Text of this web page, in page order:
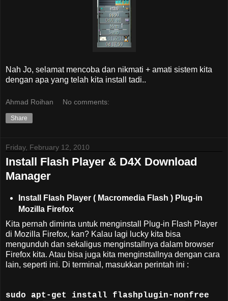
Nah Jo, selamat mencoba dan nikmati + amati sistem kita
dengan apa yang telah kita install tadi..
Ahmad Roihan No comments:
Share
Friday, February 12, 2010
Install Flash Player & D4X Download
Manager
Install Flash Player ( Macromedia Flash ) Plug-in
Mozilla Firefox
Kita pernah diminta untuk menginstall Plug-in Flash Player
di Mozilla Firefox, kan? Kalau lagi lucky kita bisa
mengunduh dan sekaligus menginstallnya dalam browser
Firefox kita. Atau bisa juga kita menginstallnya dengan cara
lain, seperti ini. Di terminal, masukkan perintah ini :
sudo apt-get install flashplugin-nonfree